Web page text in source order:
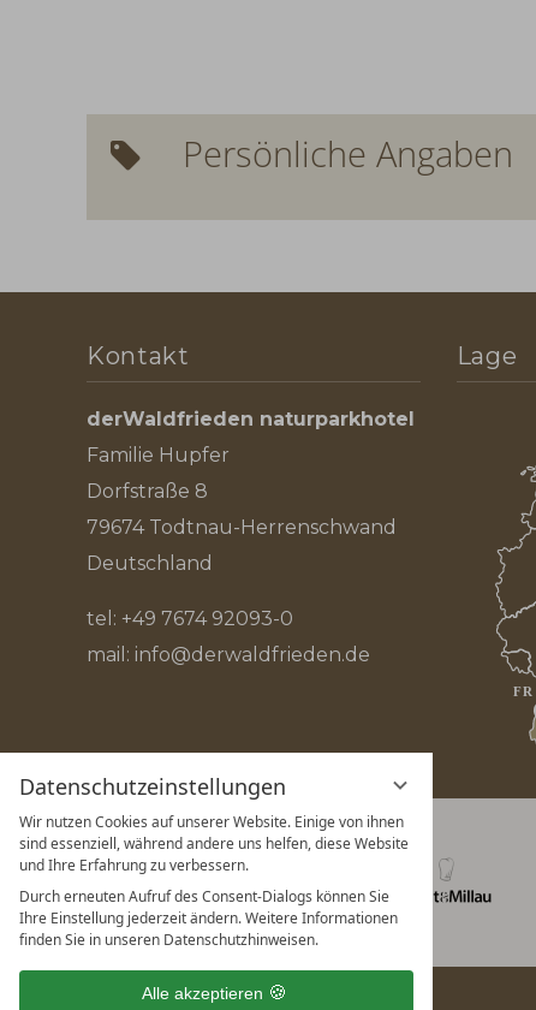
Datenschutzeinstellungen
Wir nutzen Cookies auf unserer Website. Einige von ihnen
sind essenziell, während andere uns helfen, diese Website
und Ihre Erfahrung zu verbessern.
Durch erneuten Aufruf des Consent-Dialogs können Sie
Ihre Einstellung jederzeit ändern. Weitere Informationen
finden Sie in unseren Datenschutzhinweisen.
Alle akzeptieren
Persönliche Angaben
Kontakt
derWaldfrieden naturparkhotel
Familie Hupfer
Dorfstraße 8
79674 Todtnau-Herrenschwand
Deutschland
tel: +49 7674 92093-0
mail: info@derwaldfrieden.de
Lage
Vorherige
Logos